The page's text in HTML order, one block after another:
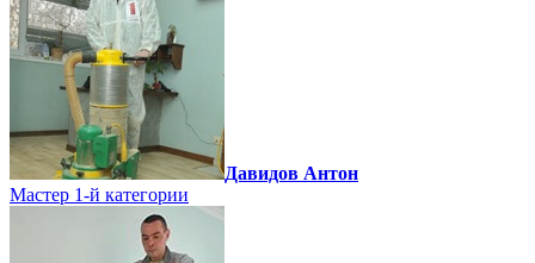
Давидов Антон
Мастер 1-й категории